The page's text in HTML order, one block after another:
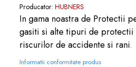
Producator: HUBNERS
In gama noastra de Protectii
gasiti si alte tipuri de protectii
riscurilor de accidente si rani.
Informatii conformitate produs